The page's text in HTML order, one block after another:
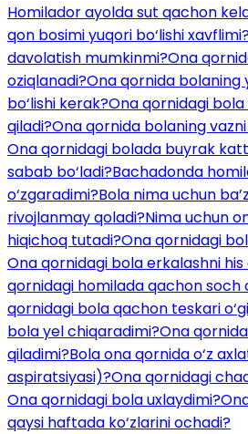
Homilador ayolda sut qachon
qon bosimi yuqori bo‘lishi
davolatish mumkinmi?Ona
oziqlanadi?Ona qornida bolaning
bo‘lishi kerak?Ona qornidagi
qiladi?Ona qornida bolaning
Ona qornidagi bolada buyrak
sabab bo‘ladi?Bachadonda
o‘zgaradimi?Bola nima uchun
rivojlanmay qoladi?Nima uchun
hiqichoq tutadi?Ona qornidagi
Ona qornidagi bola erkalashni his
qornidagi homilada qachon soch
qornidagi bola qachon teskari
bola yel chiqaradimi?Ona
qiladimi?Bola ona qornida o‘z
aspiratsiyasi)?Ona qornidagi
Ona qornidagi bola uxlaydimi?
qaysi haftada ko‘zlarini ochadi?